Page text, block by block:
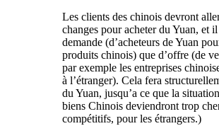
Les clients des chinois devront
changes pour acheter du Yuan, et
demande (d’acheteurs de Yuan
produits chinois) que d’offre (de
par exemple les entreprises
à l’étranger). Cela fera
du Yuan, jusqu’a ce que la
biens Chinois deviendront trop
compétitifs, pour les étrangers.)